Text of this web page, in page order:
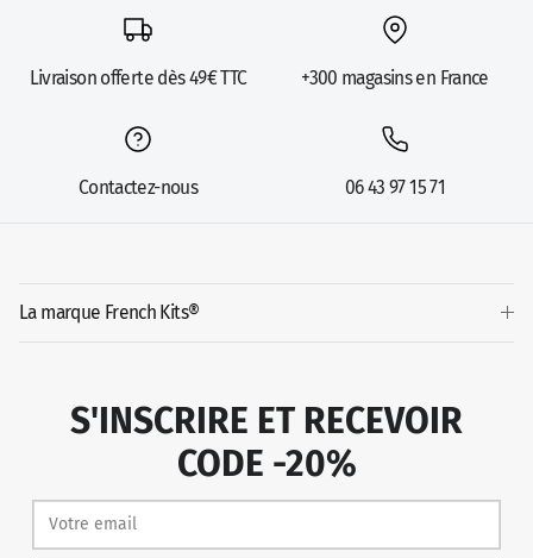
Livraison offerte dès 49€ TTC +300 magasins en France
Contactez-nous 06 43 97 15 71
La marque French Kits®
S'INSCRIRE ET RECEVOIR
CODE -20%